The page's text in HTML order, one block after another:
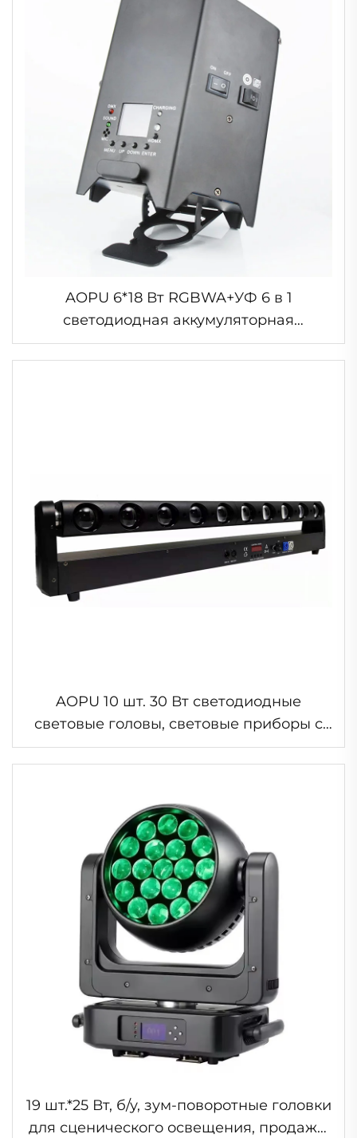
AOPU 6*18 Вт RGBWA+УФ 6 в 1
светодиодная аккумуляторная
параллельная лампа беспроводная
сценическая подсветка для вечеринки,
AOPU 10 шт. 30 Вт светодиодные
световые головы, световые приборы с
эффектом луча, 4 в 1, для освещения
сцены, DJ-вечеринки
19 шт.*25 Вт, б/у, зум-поворотные головки
для сценического освещения, продажа,